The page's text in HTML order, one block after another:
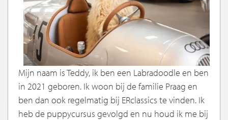
Mijn naam is Teddy, ik ben een Labradoodle en ben
in 2021 geboren. Ik woon bij de familie Praag en
ben dan ook regelmatig bij ERclassics te vinden. Ik
heb de puppycursus gevolgd en nu houd ik me bij